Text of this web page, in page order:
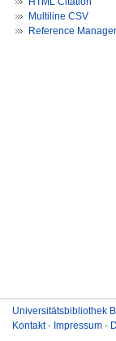
Multiline CSV
Reference Manager
Universitätsbibliothek
Kontakt- Impressum -